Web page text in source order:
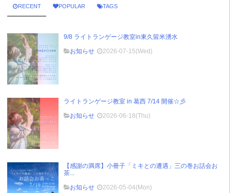
RECENT POPULAR TAGS
9/8 ライトランゲージ教室in東久留米湧水
お知らせ
2026-07-15(Wed)
ライトランゲージ教室 in 葛西 7/14 開催☆彡
お知らせ
2026-06-18(Thu)
【感謝の満席】小冊子「ミキとの遭遇」三の巻お話会お
茶...
お知らせ
2026-05-04(Mon)